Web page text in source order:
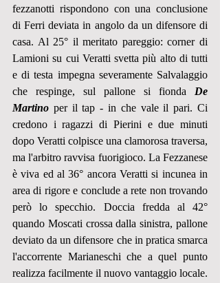
fezzanotti rispondono con una conclusione
di Ferri deviata in angolo da un difensore di
casa. Al 25° il meritato pareggio: corner di
Lamioni su cui Veratti svetta più alto di tutti
e di testa impegna severamente Salvalaggio
che respinge, sul pallone si fionda De
Martino per il tap - in che vale il pari. Ci
credono i ragazzi di Pierini e due minuti
dopo Veratti colpisce una clamorosa traversa,
ma l'arbitro ravvisa fuorigioco. La Fezzanese
è viva ed al 36° ancora Veratti si incunea in
area di rigore e conclude a rete non trovando
però lo specchio. Doccia fredda al 42°
quando Moscati crossa dalla sinistra, pallone
deviato da un difensore che in pratica smarca
l'accorrente Marianeschi che a quel punto
realizza facilmente il nuovo vantaggio locale.